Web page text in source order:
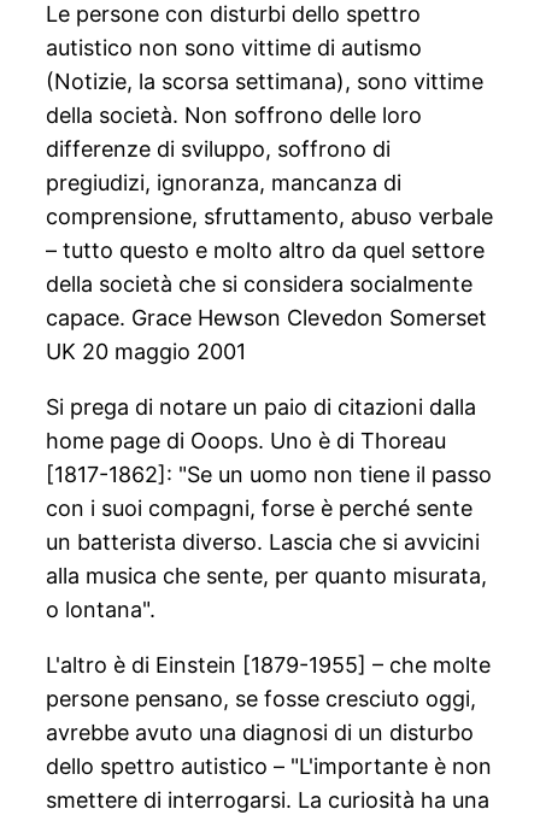
Le persone con disturbi dello spettro
autistico non sono vittime di autismo
(Notizie, la scorsa settimana), sono vittime
della società. Non soffrono delle loro
differenze di sviluppo, soffrono di
pregiudizi, ignoranza, mancanza di
comprensione, sfruttamento, abuso verbale
– tutto questo e molto altro da quel settore
della società che si considera socialmente
capace. Grace Hewson Clevedon Somerset
UK 20 maggio 2001
Si prega di notare un paio di citazioni dalla
home page di Ooops. Uno è di Thoreau
[1817-1862]: "Se un uomo non tiene il passo
con i suoi compagni, forse è perché sente
un batterista diverso. Lascia che si avvicini
alla musica che sente, per quanto misurata,
o lontana".
L'altro è di Einstein [1879-1955] – che molte
persone pensano, se fosse cresciuto oggi,
avrebbe avuto una diagnosi di un disturbo
dello spettro autistico – "L'importante è non
smettere di interrogarsi. La curiosità ha una